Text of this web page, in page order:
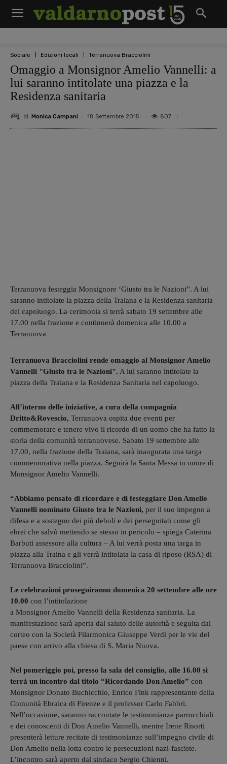
Sociale Edizioni locali Terranuova Bracciolini
Omaggio a Monsignor Amelio Vannelli: a
lui saranno intitolate una piazza e la
Residenza sanitaria
di Monica Campani 18 Settembre 2015 807
Terranuova festeggia Monsignore ‘Giusto tra le Nazioni”. A lui
saranno intitolate la piazza della Traiana e la Residenza sanitaria
del capoluogo. La cerimonia si terrà sabato 19 settembre alle
17.00 nella frazione e continuerà domenica alle 10.00 a
Terranuova
Terranuova Bracciolini rende omaggio al Monsignor Amelio
Vannelli "Giusto tra le Nazioni". A lui saranno intitolate la
piazza della Traiana e la Residenza Sanitaria nel capoluogo.
All’interno delle iniziative, a cura della compagnia
Dritto&Rovescio, Terranuova ospita due eventi per
commemorare e tenere vivo il ricordo di un uomo che ha fatto la
storia della comunità terranuovese. Sabato 19 settembre alle
17.00, nella frazione della Traiana, sarà inaugurata una targa
commemorativa nella piazza. Seguirà la Santa Messa in onore di
Monsignor Amelio Vannelli.
“Abbiamo pensato di ricordare e di festeggiare Don Amelio
Vannelli nominato Giusto tra le Nazioni, per il suo impegno a
difesa e a sostegno dei più deboli e dei perseguitati come gli
ebrei che salvò mettendo se stesso in pericolo – spiega Caterina
Barbuti assessore alla cultura – A lui verrà posta una targa in
piazza alla Traina e gli verrà intitolata la casa di riposo (RSA) di
Terranuova Bracciolini”.
Le celebrazioni proseguiranno domenica 20 settembre alle ore
10.00 con l’intitolazione
a Monsignor Amelio Vannelli della Residenza sanitaria. La
manifestazione sarà aperta dal saluto delle autorità e seguita dal
corteo con la Società Filarmonica Giuseppe Verdi per le vie del
paese con arrivo alla chiesa di S. Maria Nuova.
Nel pomeriggio poi, presso la sala del consiglio, alle 16.00 si
terrà un incontro dal titolo “Ricordando Don Amelio” con
Monsignor Donato Buchicchio, Enrico Fink rappresentante della
Comunità Ebraica di Firenze e il professor Carlo Fabbri.
Nell’occasione, saranno raccontate le testimonianze parrocchiali
e dei conoscenti di Don Amelio Vannelli, mentre Irene Risorti
presenterà letture recitate di testimonianze sull’impegno civile di
Don Amelio nella lotta contro le persecuzioni nazi-fasciste.
L’incontro sarà aperto dal sindaco Sergio Chienni.